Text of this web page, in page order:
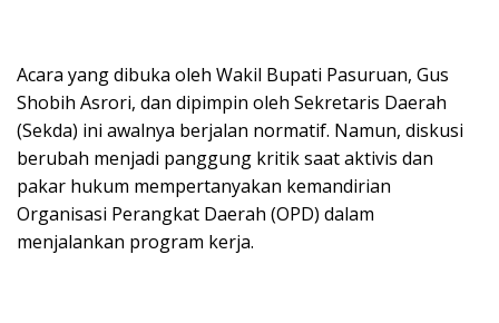
Acara yang dibuka oleh Wakil Bupati Pasuruan, Gus
Shobih Asrori, dan dipimpin oleh Sekretaris Daerah
(Sekda) ini awalnya berjalan normatif. Namun, diskusi
berubah menjadi panggung kritik saat aktivis dan
pakar hukum mempertanyakan kemandirian
Organisasi Perangkat Daerah (OPD) dalam
menjalankan program kerja.